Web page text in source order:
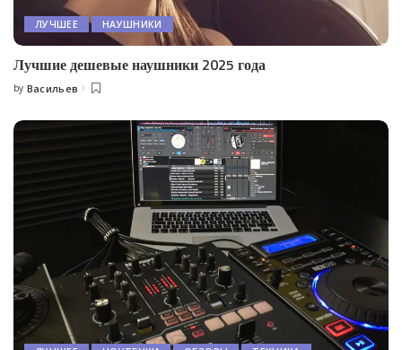
ЛУЧШЕЕ НАУШНИКИ
Лучшие дешевые наушники 2025 года
Posted
by Васильев